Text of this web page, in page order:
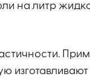
на литр